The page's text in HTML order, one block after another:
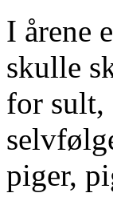
I årene
skulle
for sult,
piger,